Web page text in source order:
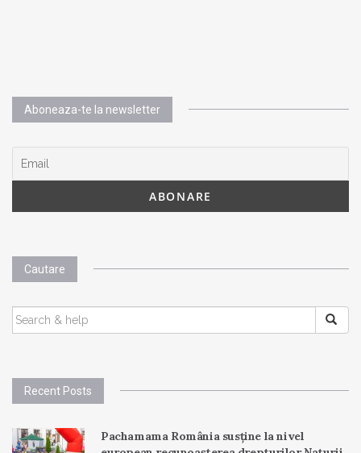
Aboneaza-te la newsletter
Cautare
SEARCH
FOR:
Recent Posts
Pachamama România susține la nivel